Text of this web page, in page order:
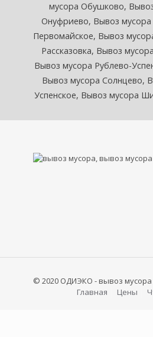
мусора Обушково,
Онуфриево, Вывоз
Первомайское, Вывоз
Рассказовка, Вывоз
Вывоз мусора Рублево-
Вывоз мусора Солнцево,
Успенское, Вывоз мусора
© 2020 ОДИЭКО - вывоз
Главная
Цены